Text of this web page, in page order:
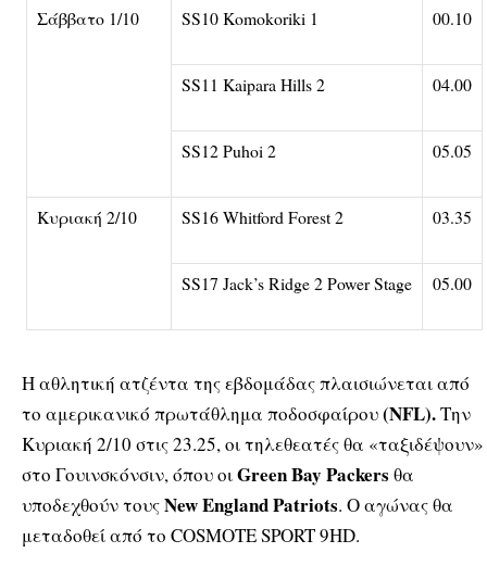
Σάββατο 1/10 SS10 Komokoriki 1 00.10
SS11 Kaipara Hills 2 04.00
SS12 Puhoi 2 05.05
Κυριακή 2/10 SS16 Whitford Forest 2 03.35
SS17 Jack’s Ridge 2 Power Stage 05.00
Η αθλητική ατζέντα της εβδομάδας πλαισιώνεται από
το αμερικανικό πρωτάθλημα ποδοσφαίρου(NFL).Την
Κυριακή 2/10 στις 23.25, οι τηλεθεατές θα «ταξιδέψουν»
στο Γουινσκόνσιν, όπου οιGreen Bay Packers θα
υποδεχθούν τουςNew England Patriots. Ο αγώνας θα
μεταδοθεί από το COSMOTE SPORT 9HD.